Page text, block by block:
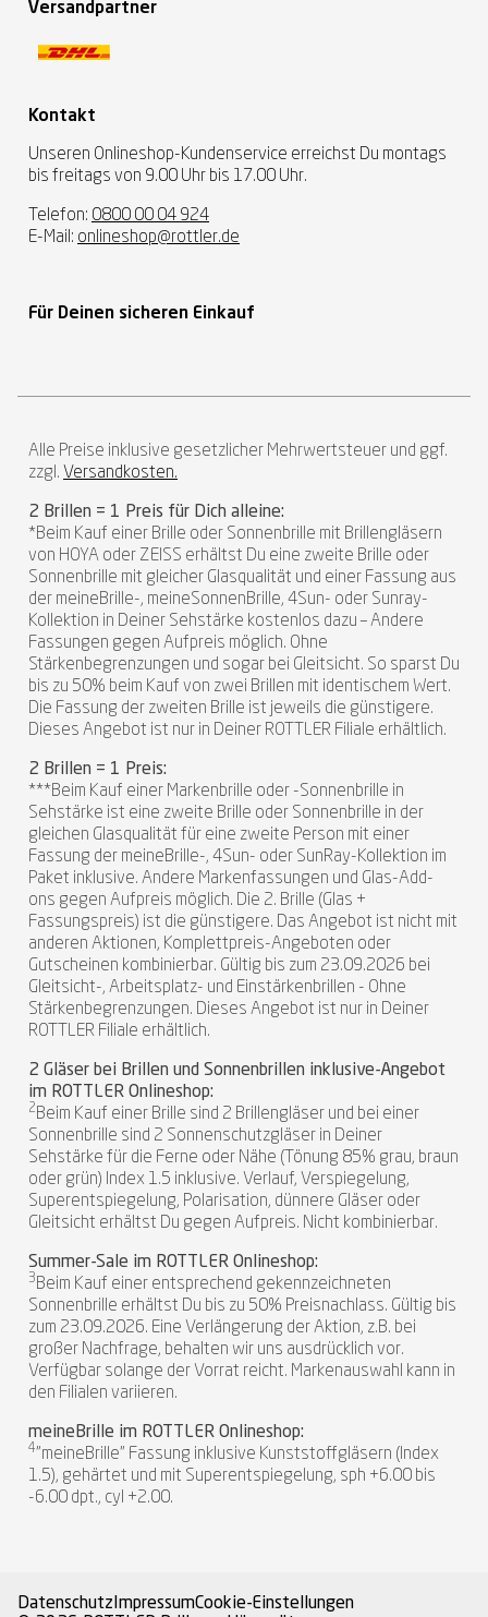
Versandpartner
Kontakt
Unseren Onlineshop-Kundenservice erreichst Du montags
bis freitags von 9.00 Uhr bis 17.00 Uhr.
Telefon: 0800 00 04 924
E-Mail: onlineshop@rottler.de
Für Deinen sicheren Einkauf
Alle Preise inklusive gesetzlicher Mehrwertsteuer und ggf.
zzgl. Versandkosten.
2 Brillen = 1 Preis für Dich alleine:
*Beim Kauf einer Brille oder Sonnenbrille mit Brillengläsern
von HOYA oder ZEISS erhältst Du eine zweite Brille oder
Sonnenbrille mit gleicher Glasqualität und einer Fassung aus
der meineBrille-, meineSonnenBrille, 4Sun- oder Sunray-
Kollektion in Deiner Sehstärke kostenlos dazu – Andere
Fassungen gegen Aufpreis möglich. Ohne
Stärkenbegrenzungen und sogar bei Gleitsicht. So sparst Du
bis zu 50% beim Kauf von zwei Brillen mit identischem Wert.
Die Fassung der zweiten Brille ist jeweils die günstigere.
Dieses Angebot ist nur in Deiner ROTTLER Filiale erhältlich.
2 Brillen = 1 Preis:
***Beim Kauf einer Markenbrille oder -Sonnenbrille in
Sehstärke ist eine zweite Brille oder Sonnenbrille in der
gleichen Glasqualität für eine zweite Person mit einer
Fassung der meineBrille-, 4Sun- oder SunRay-Kollektion im
Paket inklusive. Andere Markenfassungen und Glas-Add-
ons gegen Aufpreis möglich. Die 2. Brille (Glas +
Fassungspreis) ist die günstigere. Das Angebot ist nicht mit
anderen Aktionen, Komplettpreis-Angeboten oder
Gutscheinen kombinierbar. Gültig bis zum 23.09.2026 bei
Gleitsicht-, Arbeitsplatz- und Einstärkenbrillen - Ohne
Stärkenbegrenzungen. Dieses Angebot ist nur in Deiner
ROTTLER Filiale erhältlich.
2 Gläser bei Brillen und Sonnenbrillen inklusive-Angebot
im ROTTLER Onlineshop:
2 Beim Kauf einer Brille sind 2 Brillengläser und bei einer
Sonnenbrille sind 2 Sonnenschutzgläser in Deiner
Sehstärke für die Ferne oder Nähe (Tönung 85% grau, braun
oder grün) Index 1.5 inklusive. Verlauf, Verspiegelung,
Superentspiegelung, Polarisation, dünnere Gläser oder
Gleitsicht erhältst Du gegen Aufpreis. Nicht kombinierbar.
Summer-Sale im ROTTLER Onlineshop:
3 Beim Kauf einer entsprechend gekennzeichneten
Sonnenbrille erhältst Du bis zu 50% Preisnachlass. Gültig bis
zum 23.09.2026. Eine Verlängerung der Aktion, z.B. bei
großer Nachfrage, behalten wir uns ausdrücklich vor.
Verfügbar solange der Vorrat reicht. Markenauswahl kann in
den Filialen variieren.
meineBrille im ROTTLER Onlineshop:
4"meineBrille" Fassung inklusive Kunststoffgläsern (Index
1.5), gehärtet und mit Superentspiegelung, sph +6.00 bis
-6.00 dpt., cyl +2.00.
Datenschutz ImpressumCookie-Einstellungen